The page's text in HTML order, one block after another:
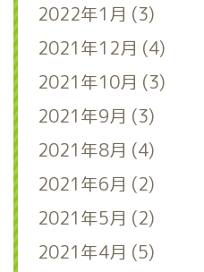
2022年1月 (3)
2021年12月 (4)
2021年10月 (3)
2021年9月 (3)
2021年8月 (4)
2021年6月 (2)
2021年5月 (2)
2021年4月 (5)